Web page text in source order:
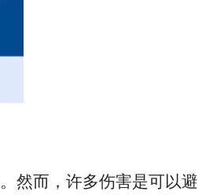
然而，许多伤害是可以避